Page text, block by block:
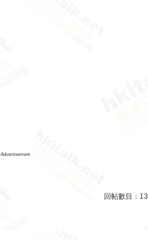
Advertisement
回帖數目： 13